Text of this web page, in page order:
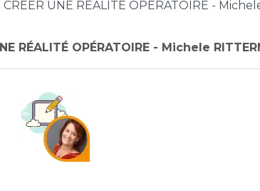
CRÉER UNE RÉALITÉ OPÉRATOIRE -
RÉALITÉ OPÉRATOIRE - Michele